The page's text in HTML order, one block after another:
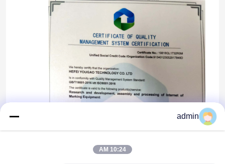
خونه
محصولات
admin
10:24 AM